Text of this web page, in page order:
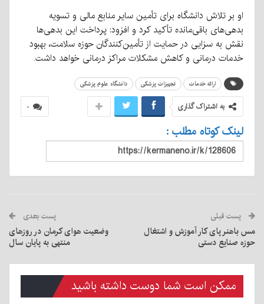
او بر تلاش دانشگاه برای تأمین سایر منابع مالی و تسویه
بدهی‌های باقی‌مانده تأکید کرد و افزود: پرداخت این بدهی‌ها
نقش به سزایی در حمایت از تأمین‌کنندگان حوزه سلامت، بهبود
خدمات درمانی و کاهش مشکلات مراکز درمانی خواهد داشت.
ارائه خدمات تجهیزات پزشکی دانشگاه علوم پزشکی
۰ به اشتراک گذاری
لینک کوتاه مطلب :
پست قبلی
مس باهنر پای کار آموزش و اشتغال
حوزه صنایع دستی
پست بعدی
وضعیت هوای کرمان در روزهای
منتهی به پایان سال
ممکن است شما دوست داشته باشید